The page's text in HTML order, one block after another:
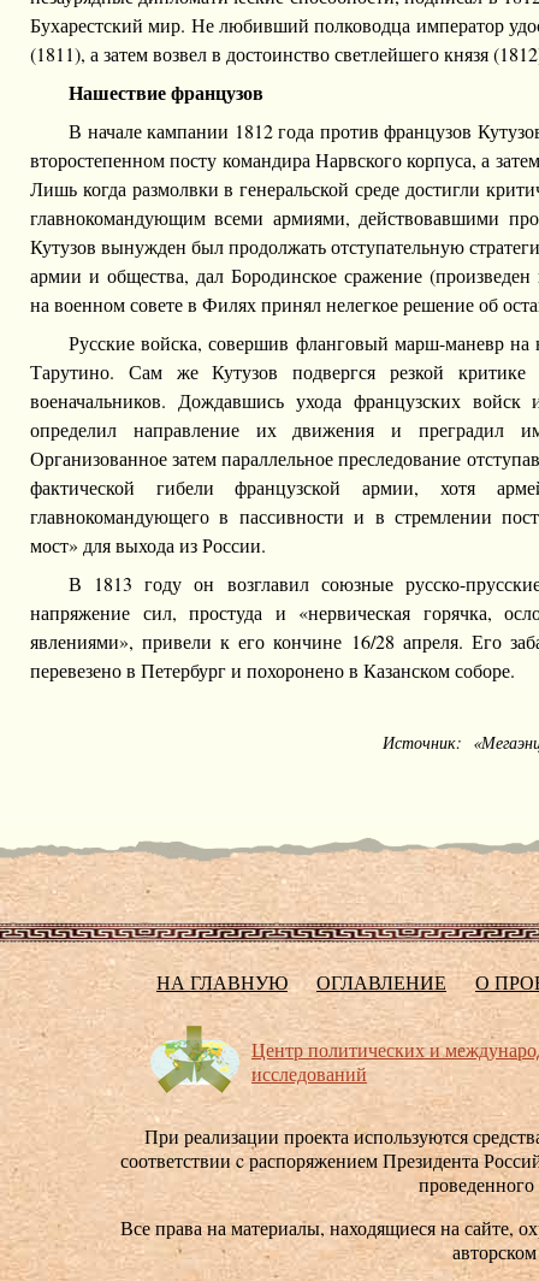
Бухарестский мир. Не любивший полководца император
(1811), а затем возвел в достоинство светлейшего князя
Нашествие французов
В начале кампании 1812 года против французов
второстепенном посту командира Нарвского корпуса, а
Лишь когда размолвки в генеральской среде достигли
главнокомандующим всеми армиями, действовавшими
Кутузов вынужден был продолжать отступательную
армии и общества, дал Бородинское сражение
на военном совете в Филях принял нелегкое решение об
Русские войска, совершив фланговый марш-маневр на
Тарутино. Сам же Кутузов подвергся резкой
военачальников. Дождавшись ухода французских
определил направление их движения и преградил
Организованное затем параллельное преследование
фактической гибели французской армии, хотя
главнокомандующего в пассивности и в стремлении
мост» для выхода из России.
В 1813 году он возглавил союзные русско-
напряжение сил, простуда и «нервическая горячка,
явлениями», привели к его кончине 16/28 апреля. Его
перевезено в Петербург и похоронено в Казанском соборе.
Источник:
НА ГЛАВНУЮ ОГЛАВЛЕНИЕ О
Центр политических и
исследований
При реализации проекта используются
соответствии c распоряжением Президента
Все права на материалы, находящиеся на сайте,